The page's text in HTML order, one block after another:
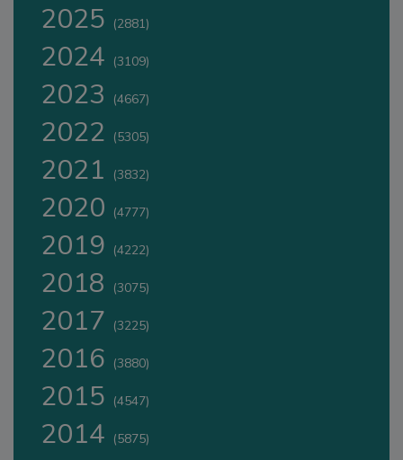
2025 (2881)
2024 (3109)
2023 (4667)
2022 (5305)
2021 (3832)
2020 (4777)
2019 (4222)
2018 (3075)
2017 (3225)
2016 (3880)
2015 (4547)
2014 (5875)